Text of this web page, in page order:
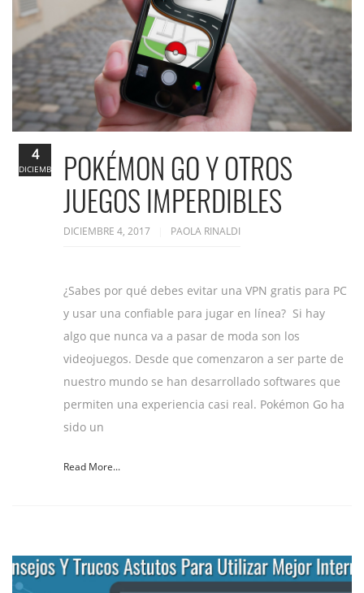
POKÉMON GO Y OTROS
JUEGOS IMPERDIBLES
DICIEMBRE 4, 2017 PAOLA RINALDI
¿Sabes por qué debes evitar una VPN gratis para PC
y usar una confiable para jugar en línea? Si hay
algo que nunca va a pasar de moda son los
videojuegos. Desde que comenzaron a ser parte de
nuestro mundo se han desarrollado softwares que
permiten una experiencia casi real. Pokémon Go ha
sido un
Read More...
4
DICIEMBRE